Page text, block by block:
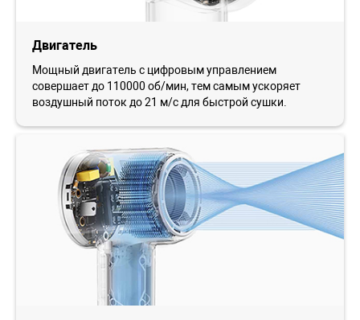
Двигатель
Мощный двигатель с цифровым управлением
совершает до 110000 об/мин, тем самым ускоряет
воздушный поток до 21 м/с для быстрой сушки.